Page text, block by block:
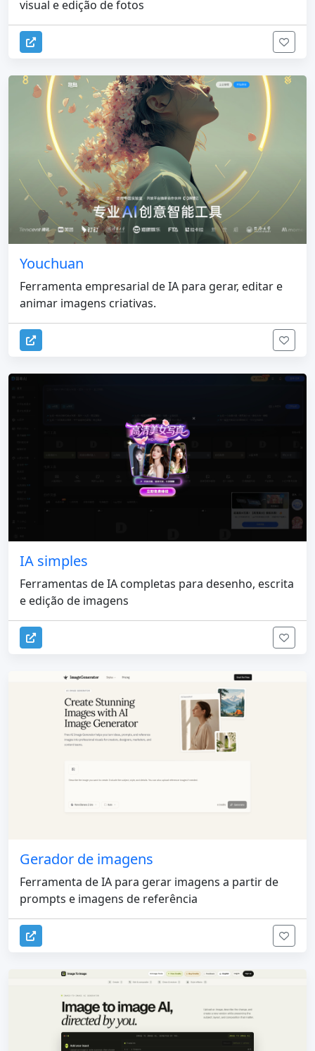
visual e edição de fotos
Youchuan
Ferramenta empresarial de IA para gerar, editar e
animar imagens criativas.
IA simples
Ferramentas de IA completas para desenho, escrita
e edição de imagens
Gerador de imagens
Ferramenta de IA para gerar imagens a partir de
prompts e imagens de referência